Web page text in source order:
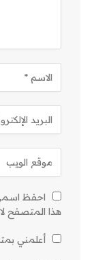
احفظ
هذا المتصفح
أعلمني